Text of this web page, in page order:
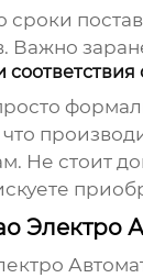
сроки
Важно
Не стоит